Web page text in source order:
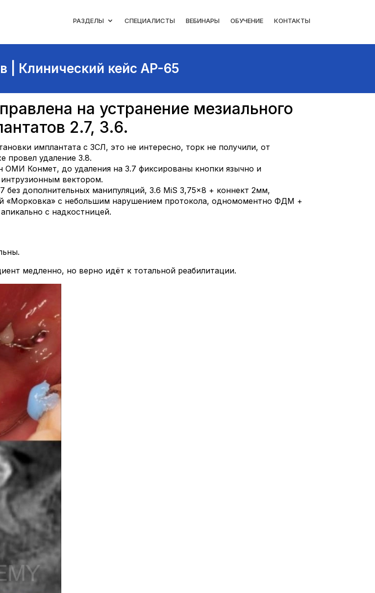
РАЗДЕЛЫ СПЕЦИАЛИСТЫ ВЕБИНАРЫ ОБУЧЕНИЕ КОНТАКТЫ
| Клинический кейс AP-65
на устранение мезиального
2.7, 3.6.
имплантата с ЗСЛ, это не интересно, торк не получили, от
провел удаление 3.8.
ОМИ Конмет, до удаления на 3.7 фиксированы кнопки язычно и
интрузионным вектором.
дополнительных манипуляций, 3.6 MiS 3,75×8 + коннект 2мм,
«Морковка» с небольшим нарушением протокола, одномоментно ФДМ +
с надкостницей.
медленно, но верно идёт к тотальной реабилитации.